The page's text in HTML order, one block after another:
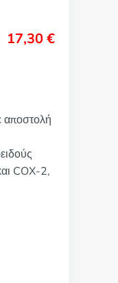
17,30€
αποστολή
COX-2,